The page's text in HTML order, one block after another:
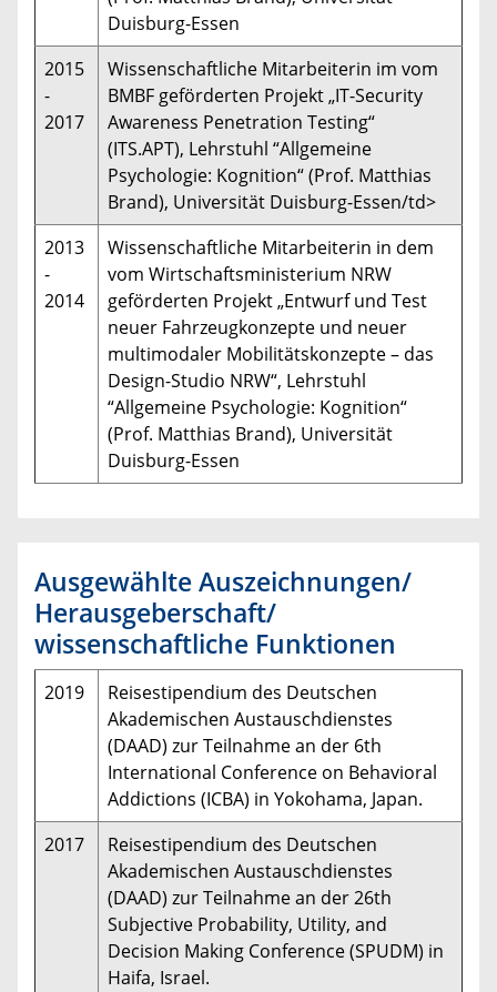
Duisburg-Essen
2015
-
2017
Wissenschaftliche Mitarbeiterin im vom
BMBF geförderten Projekt „IT-Security
Awareness Penetration Testing“
(ITS.APT), Lehrstuhl “Allgemeine
Psychologie: Kognition“ (Prof. Matthias
Brand), Universität Duisburg-Essen/td>
2013
-
2014
Wissenschaftliche Mitarbeiterin in dem
vom Wirtschaftsministerium NRW
geförderten Projekt „Entwurf und Test
neuer Fahrzeugkonzepte und neuer
multimodaler Mobilitätskonzepte – das
Design-Studio NRW“, Lehrstuhl
“Allgemeine Psychologie: Kognition“
(Prof. Matthias Brand), Universität
Duisburg-Essen
Ausgewählte Auszeichnungen/
Herausgeberschaft/
wissenschaftliche Funktionen
2019
Reisestipendium des Deutschen
Akademischen Austauschdienstes
(DAAD) zur Teilnahme an der 6th
International Conference on Behavioral
Addictions (ICBA) in Yokohama, Japan.
2017
Reisestipendium des Deutschen
Akademischen Austauschdienstes
(DAAD) zur Teilnahme an der 26th
Subjective Probability, Utility, and
Decision Making Conference (SPUDM) in
Haifa, Israel.